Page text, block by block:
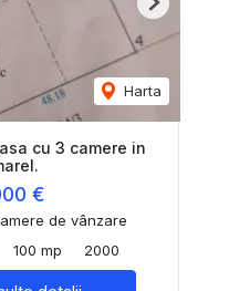
Harta
Next
cu 3 camere in
€
de vânzare
100 mp 2000